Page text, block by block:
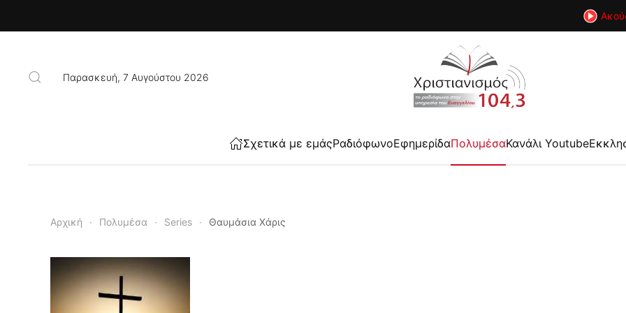
Παρασκευή, 7 Αυγούστου 2026
Σχετικά με εμάςΡαδιόφωνοΕφημερίδαΠολυμέσαΚανάλι Youtube
Αρχική Πολυμέσα Series Θαυμάσια Χάρις